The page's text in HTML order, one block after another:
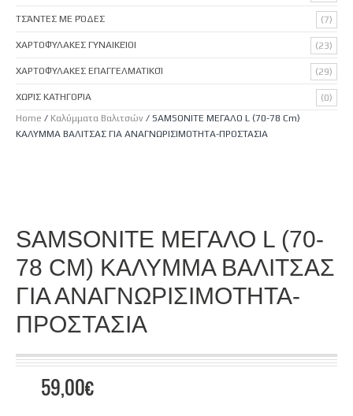
Home / Καλύμματα Βαλιτσών / SAMSONITE ΜΕΓΑΛΟ L (70-78 Cm)
ΚΑΛΥΜΜΑ ΒΑΛΙΤΣΑΣ ΓΙΑ ΑΝΑΓΝΩΡΙΣΙΜOTHTA-ΠΡΟΣΤΑΣΙΑ
SAMSONITE ΜΕΓΑΛΟ L (70-
78 CM) ΚΑΛΥΜΜΑ ΒΑΛΙΤΣΑΣ
ΓΙΑ ΑΝΑΓΝΩΡΙΣΙΜOTHTA-
ΠΡΟΣΤΑΣΙΑ
59,00€
ΤΣΆΝΤΕΣ ΜΕ ΡΌΔΕΣ (7)
ΧΑΡΤΟΦΎΛΑΚΕΣ ΓΥΝΑΙΚΕΊΟΙ (23)
ΧΑΡΤΟΦΎΛΑΚΕΣ ΕΠΑΓΓΕΛΜΑΤΙΚΟΊ (29)
ΧΩΡΊΣ ΚΑΤΗΓΟΡΊΑ (0)